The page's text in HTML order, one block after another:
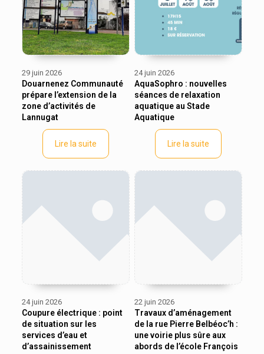
29 juin 2026
Douarnenez Communauté
prépare l’extension de la
zone d’activités de
Lannugat
Lire la suite
24 juin 2026
AquaSophro : nouvelles
séances de relaxation
aquatique au Stade
Aquatique
Lire la suite
24 juin 2026
Coupure électrique : point
de situation sur les
services d’eau et
d’assainissement
22 juin 2026
Travaux d’aménagement
de la rue Pierre Belbéoc’h :
une voirie plus sûre aux
abords de l’école François